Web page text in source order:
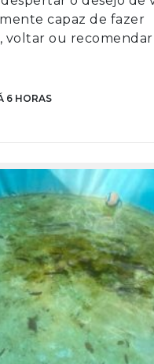
capaz de fazer
voltar ou
6 HORAS